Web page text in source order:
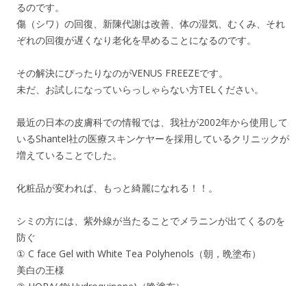
るのです。
傷（シワ）の回復、新陳代謝は改善、体の湿気、むくみ、それ
ぞれの回復が遅くなり老化を早めることになるのです。
その解決にぴったりなのがVENUS FREEZEです。
未だ、お試しになっていらっしゃらない方TELください。
最近の日本の皮膚科での情報では、我社が2002年から使用して
いるShantel社の医療スキンケヤーを採用しているクリニックが
増えていることでした。
化粧品が変われば、もっと綺麗になれる！！。
シミの方には、紫外線が当たることでメラニンが出てくるのを
防ぐ
① C face Gel with White Tea Polyhenols（朝，晩塗布）
美白の王様